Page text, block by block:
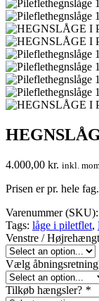
4.000,00 kr. inkl.
Prisen er pr. hele
Varenummer (SKU):
Tags: låge i piletflet,
Venstre /
Vælg
Tilkøb hængsler? *